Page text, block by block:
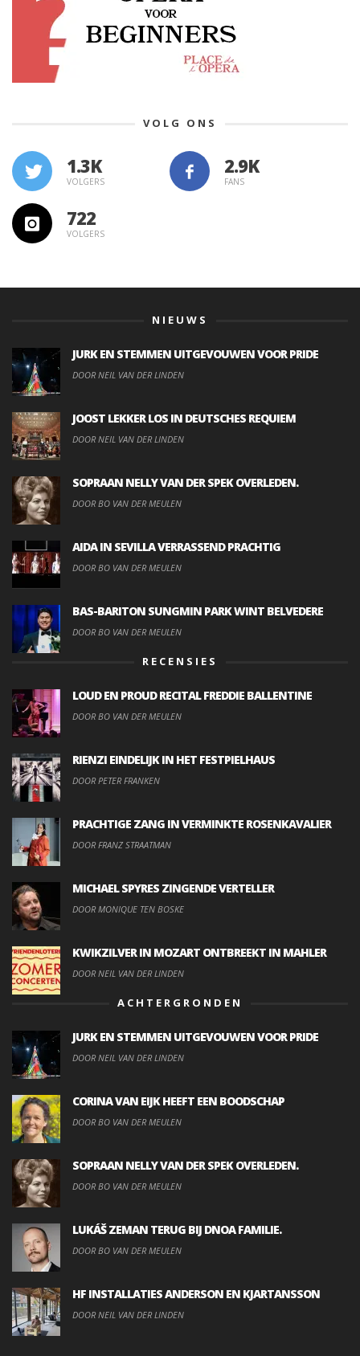
VOLG ONS
1.3K
VOLGERS FANS
722
VOLGERS
NIEUWS
JURK EN STEMMEN UITGEVOUWEN VOOR PRIDE
DOOR NEIL VAN DER LINDEN
JOOST LEKKER LOS IN DEUTSCHES REQUIEM
DOOR NEIL VAN DER LINDEN
SOPRAAN NELLY VAN DER SPEK OVERLEDEN.
DOOR BO VAN DER MEULEN
AIDA IN SEVILLA VERRASSEND PRACHTIG
DOOR BO VAN DER MEULEN
BAS-BARITON SUNGMIN PARK WINT BELVEDERE
DOOR BO VAN DER MEULEN
RECENSIES
LOUD EN PROUD RECITAL FREDDIE BALLENTINE
DOOR BO VAN DER MEULEN
RIENZI EINDELIJK IN HET FESTPIELHAUS
DOOR PETER FRANKEN
PRACHTIGE ZANG IN VERMINKTE ROSENKAVALIER
DOOR FRANZ STRAATMAN
MICHAEL SPYRES ZINGENDE VERTELLER
DOOR MONIQUE TEN BOSKE
KWIKZILVER IN MOZART ONTBREEKT IN MAHLER
DOOR NEIL VAN DER LINDEN
ACHTERGRONDEN
JURK EN STEMMEN UITGEVOUWEN VOOR PRIDE
DOOR NEIL VAN DER LINDEN
CORINA VAN EIJK HEEFT EEN BOODSCHAP
DOOR BO VAN DER MEULEN
SOPRAAN NELLY VAN DER SPEK OVERLEDEN.
DOOR BO VAN DER MEULEN
LUKÁŠ ZEMAN TERUG BIJ DNOA FAMILIE.
DOOR BO VAN DER MEULEN
HF INSTALLATIES ANDERSON EN KJARTANSSON
DOOR NEIL VAN DER LINDEN